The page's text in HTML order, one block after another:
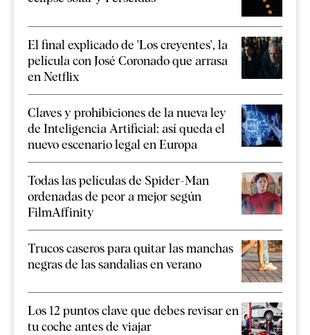
El final explicado de 'Los creyentes', la
película con José Coronado que arrasa
en Netflix
Claves y prohibiciones de la nueva ley
de Inteligencia Artificial: así queda el
nuevo escenario legal en Europa
Todas las películas de Spider-Man
ordenadas de peor a mejor según
FilmAffinity
Trucos caseros para quitar las manchas
negras de las sandalias en verano
Los 12 puntos clave que debes revisar en
tu coche antes de viajar